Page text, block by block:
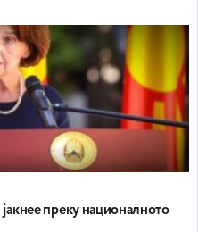
преку националното